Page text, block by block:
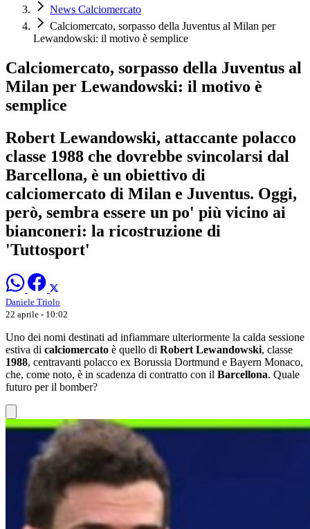
News Calciomercato
Calciomercato, sorpasso della Juventus al Milan per
Lewandowski: il motivo è semplice
Calciomercato, sorpasso della Juventus al
Milan per Lewandowski: il motivo è
semplice
Robert Lewandowski, attaccante polacco
classe 1988 che dovrebbe svincolarsi dal
Barcellona, è un obiettivo di
calciomercato di Milan e Juventus. Oggi,
però, sembra essere un po' più vicino ai
bianconeri: la ricostruzione di
'Tuttosport'
Daniele Triolo
22 aprile - 10:02
Uno dei nomi destinati ad infiammare ulteriormente la calda sessione
estiva di calciomercato è quello di Robert Lewandowski, classe
1988, centravanti polacco ex Borussia Dortmund e Bayern Monaco,
che, come noto, è in scadenza di contratto con il Barcellona. Quale
futuro per il bomber?